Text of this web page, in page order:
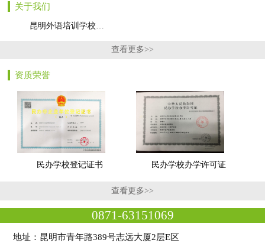
关于我们
昆明外语培训学校…
查看更多>>
资质荣誉
民办学校登记证书 民办学校办学许可证
查看更多>>
0871-63151069
地址：昆明市青年路389号志远大厦2层E区